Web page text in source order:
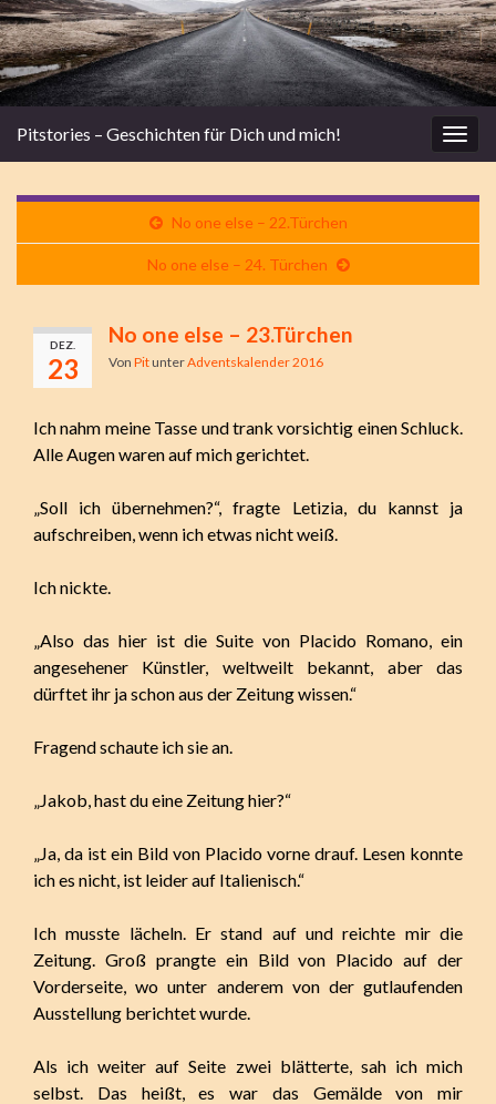
Pitstories – Geschichten für Dich und mich!
No one else – 22.Türchen
No one else – 24. Türchen
DEZ.
23
No one else – 23.Türchen
Von PitunterAdventskalender 2016
Ich nahm meine Tasse und trank vorsichtig einen Schluck.
Alle Augen waren auf mich gerichtet.
„Soll ich übernehmen?“, fragte Letizia, du kannst ja
aufschreiben, wenn ich etwas nicht weiß.
Ich nickte.
„Also das hier ist die Suite von Placido Romano, ein
angesehener Künstler, weltweilt bekannt, aber das
dürftet ihr ja schon aus der Zeitung wissen.“
Fragend schaute ich sie an.
„Jakob, hast du eine Zeitung hier?“
„Ja, da ist ein Bild von Placido vorne drauf. Lesen konnte
ich es nicht, ist leider auf Italienisch.“
Ich musste lächeln. Er stand auf und reichte mir die
Zeitung. Groß prangte ein Bild von Placido auf der
Vorderseite, wo unter anderem von der gutlaufenden
Ausstellung berichtet wurde.
Als ich weiter auf Seite zwei blätterte, sah ich mich
selbst. Das heißt, es war das Gemälde von mir